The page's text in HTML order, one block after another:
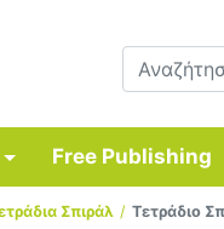
Free Publishing
Σπιράλ Τετράδιο